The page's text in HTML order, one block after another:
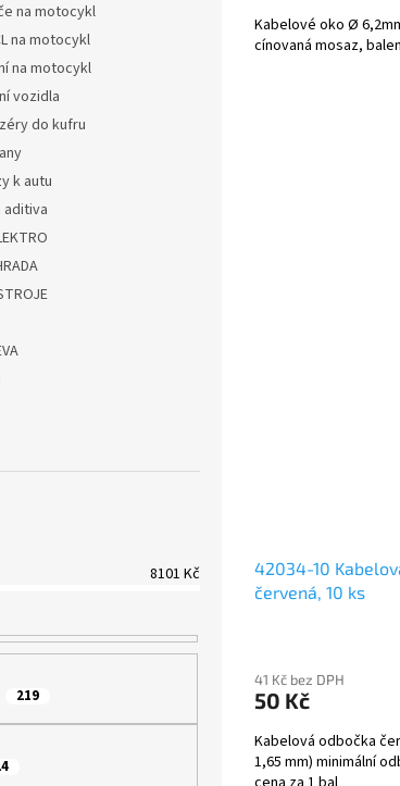
na motocykl
na motocykl
na motocykl
vozidla
do kufru
k autu
aditiva
8101 Kč
219
Kabelové oko Ø
cínovaná mosaz,
42034-10
červená, 10 ks
41 Kč bez DPH
50 Kč
Kabelová odbočka
1,65 mm) minimální